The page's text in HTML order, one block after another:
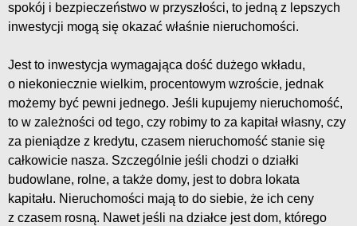
spokój i bezpieczeństwo w przyszłości, to jedną z lepszych
inwestycji mogą się okazać właśnie nieruchomości.
Jest to inwestycja wymagająca dość dużego wkładu,
o niekoniecznie wielkim, procentowym wzroście, jednak
możemy być pewni jednego. Jeśli kupujemy nieruchomość,
to w zależności od tego, czy robimy to za kapitał własny, czy
za pieniądze z kredytu, czasem nieruchomość stanie się
całkowicie nasza. Szczególnie jeśli chodzi o działki
budowlane, rolne, a także domy, jest to dobra lokata
kapitału. Nieruchomości mają to do siebie, że ich ceny
z czasem rosną. Nawet jeśli na działce jest dom, którego